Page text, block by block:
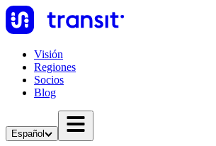
Visión
Regiones
Socios
Blog
Español